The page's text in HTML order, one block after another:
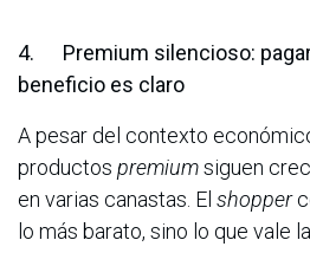
4. Premium silencioso:
beneficio es claro
A pesar del contexto
productos premiumsiguen
en varias canastas. El shopper
lo más barato, sino lo que vale